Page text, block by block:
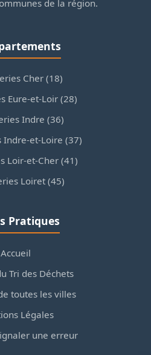
de la région.
Cher (18)
Eure-et-Loir (28)
Indre (36)
Indre-et-Loire (37)
Loir-et-Cher (41)
Loiret (45)
Pratiques
Accueil
Tri des Déchets
toutes les villes
Légales
une erreur